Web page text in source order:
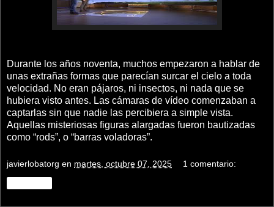
Durante los años noventa, muchos empezaron a hablar de
unas extrañas formas que parecían surcar el cielo a toda
velocidad. No eran pájaros, ni insectos, ni nada que se
hubiera visto antes. Las cámaras de vídeo comenzaban a
captarlas sin que nadie las percibiera a simple vista.
Aquellas misteriosas figuras alargadas fueron bautizadas
como “rods”, o “barras voladoras”.
javierlobatorg en martes, octubre 07, 2025 1 comentario: